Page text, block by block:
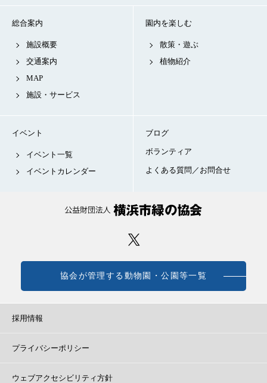
総合案内
施設概要
交通案内
MAP
施設・サービス
園内を楽しむ
散策・遊ぶ
植物紹介
イベント
イベント一覧
イベントカレンダー
ブログ
ボランティア
よくある質問／お問合せ
協会が管理する動物園・公園等一覧
採用情報
プライバシーポリシー
ウェブアクセシビリティ方針